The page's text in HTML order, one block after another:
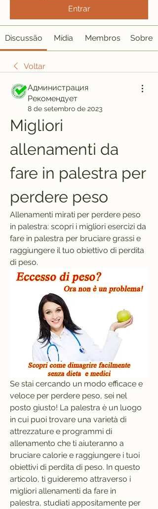
Entrar
Discussão Mídia Membros Sobre
Voltar
Администрация
Рекомендует
8 de setembro de 2023
Migliori
allenamenti da
fare in palestra per
perdere peso
Allenamenti mirati per perdere peso
in palestra: scopri i migliori esercizi da
fare in palestra per bruciare grassi e
raggiungere il tuo obiettivo di perdita
di peso.
Se stai cercando un modo efficace e
veloce per perdere peso, sei nel
posto giusto! La palestra è un luogo
in cui puoi trovare una varietà di
attrezzature e programmi di
allenamento che ti aiuteranno a
bruciare calorie e raggiungere i tuoi
obiettivi di perdita di peso. In questo
articolo, ti guideremo attraverso i
migliori allenamenti da fare in
palestra, studiati appositamente per